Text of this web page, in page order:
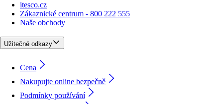
itesco.cz
Zákaznické centrum - 800 222 555
Naše obchody
Užitečné odkazy
Cena
Nakupujte online bezpečně
Podmínky používání